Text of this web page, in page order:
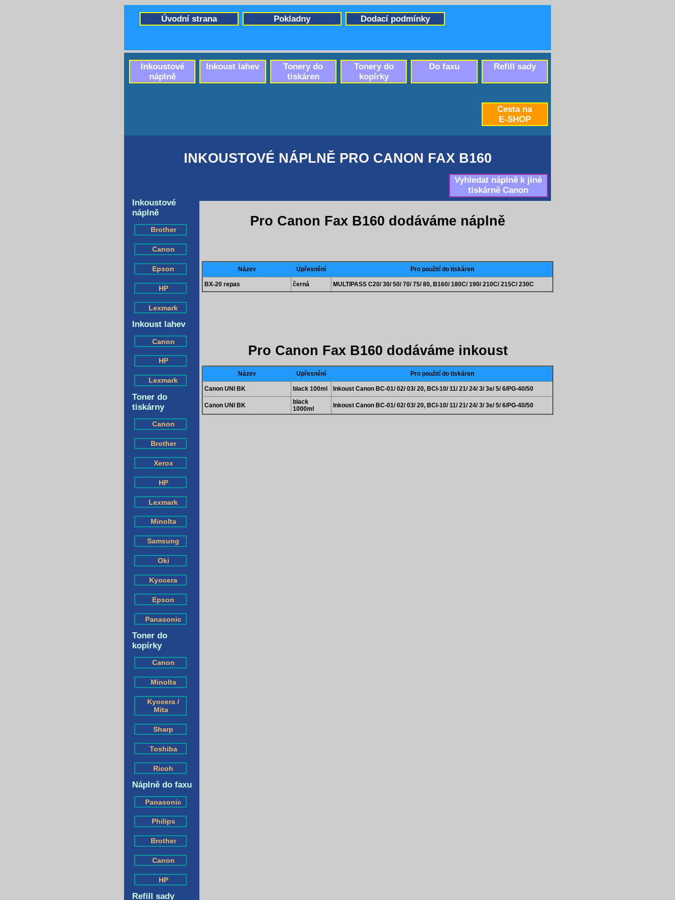
INKOUSTOVÉ NÁPLNĚ PRO CANON FAX B160
Vyhledat náplně k jiné
tiskárně Canon
Pro Canon Fax B160 dodáváme náplně
Cesta na
E-SHOP
Inkoustové
náplně
Brother
Canon
Epson
HP
Lexmark
Inkoust lahev
Canon
HP
Lexmark
Toner do
tiskárny
Canon
Brother
Xerox
HP
Lexmark
Minolta
Samsung
Oki
Kyocera
Epson
Panasonic
Toner do
kopírky
Canon
Minolta
Kyocera /
Mita
Sharp
Toshiba
Ricoh
Náplně do faxu
Panasonic
Philips
Brother
Canon
HP
Refill sady
Název Upřesnění Pro použití do tiskáren
BX-20 repas černá MULTIPASS C20/ 30/ 50/ 70/ 75/ 80, B160/ 180C/ 190/ 210C/ 215C/ 230C
Pro Canon Fax B160 dodáváme inkoust
Název Upřesnění Pro použití do tiskáren
Canon UNI BK black 100ml Inkoust Canon BC-01/ 02/ 03/ 20, BCI-10/ 11/ 21/ 24/ 3/ 3e/ 5/ 6/PG-40/50
Canon UNI BK
black
1000ml
Inkoust Canon BC-01/ 02/ 03/ 20, BCI-10/ 11/ 21/ 24/ 3/ 3e/ 5/ 6/PG-40/50
Dodací podmínky
Pokladny
Úvodní strana
Refill sady
Do faxu
Tonery do
kopírky
Tonery do
tiskáren
Inkoust lahev
Inkoustové
náplně